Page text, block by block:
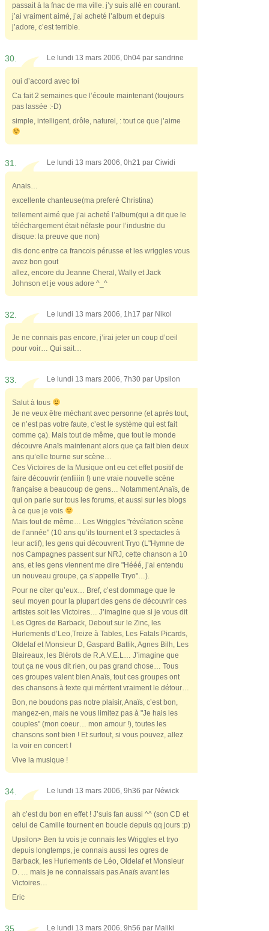
passait à la fnac de ma ville. j’y suis allé en courant.
j’ai vraiment aimé, j’ai acheté l’album et depuis
j’adore, c’est terrible.
30. Le lundi 13 mars 2006, 0h04 par sandrine
oui d’accord avec toi
Ca fait 2 semaines que l’écoute maintenant (toujours
pas lassée :-D)
simple, intelligent, drôle, naturel, : tout ce que j’aime
31. Le lundi 13 mars 2006, 0h21 par Ciwidi
Anais…
excellente chanteuse(ma preferé Christina)
tellement aimé que j’ai acheté l’album(qui a dit que le
téléchargement était néfaste pour l’industrie du
disque: la preuve que non)
dis donc entre ca francois pérusse et les wriggles vous
avez bon gout
allez, encore du Jeanne Cheral, Wally et Jack
Johnson et je vous adore ^_^
32. Le lundi 13 mars 2006, 1h17 par Nikol
Je ne connais pas encore, j’irai jeter un coup d’oeil
pour voir… Qui sait…
33. Le lundi 13 mars 2006, 7h30 par Upsilon
Salut à tous
Je ne veux être méchant avec personne (et après tout,
ce n’est pas votre faute, c’est le système qui est fait
comme ça). Mais tout de même, que tout le monde
découvre Anaïs maintenant alors que ça fait bien deux
ans qu’elle tourne sur scène…
Ces Victoires de la Musique ont eu cet effet positif de
faire découvrir (enfiiiin !) une vraie nouvelle scène
française a beaucoup de gens… Notamment Anaïs, de
qui on parle sur tous les forums, et aussi sur les blogs
à ce que je vois
Mais tout de même… Les Wriggles "révélation scène
de l’année" (10 ans qu’ils tournent et 3 spectacles à
leur actif), les gens qui découvrent Tryo (L"Hymne de
nos Campagnes passent sur NRJ, cette chanson a 10
ans, et les gens viennent me dire "Hééé, j’ai entendu
un nouveau groupe, ça s’appelle Tryo"…).
Pour ne citer qu’eux… Bref, c’est dommage que le
seul moyen pour la plupart des gens de découvrir ces
artistes soit les Victoires… J’imagine que si je vous dit
Les Ogres de Barback, Debout sur le Zinc, les
Hurlements d’Leo,Treize à Tables, Les Fatals Picards,
Oldelaf et Monsieur D, Gaspard Batlik, Agnes Bilh, Les
Blaireaux, les Blérots de R.A.V.E.L… J’imagine que
tout ça ne vous dit rien, ou pas grand chose… Tous
ces groupes valent bien Anaïs, tout ces groupes ont
des chansons à texte qui méritent vraiment le détour…
Bon, ne boudons pas notre plaisir, Anaïs, c’est bon,
mangez-en, mais ne vous limitez pas à "Je hais les
couples" (mon coeur… mon amour !), toutes les
chansons sont bien ! Et surtout, si vous pouvez, allez
la voir en concert !
Vive la musique !
34. Le lundi 13 mars 2006, 9h36 par Néwick
ah c’est du bon en effet ! J’suis fan aussi ^^ (son CD et
celui de Camille tournent en boucle depuis qq jours :p)
Upsilon> Ben tu vois je connais les Wriggles et tryo
depuis longtemps, je connais aussi les ogres de
Barback, les Hurlements de Léo, Oldelaf et Monsieur
D. … mais je ne connaissais pas Anaïs avant les
Victoires…
Eric
35. Le lundi 13 mars 2006, 9h56 par Maliki